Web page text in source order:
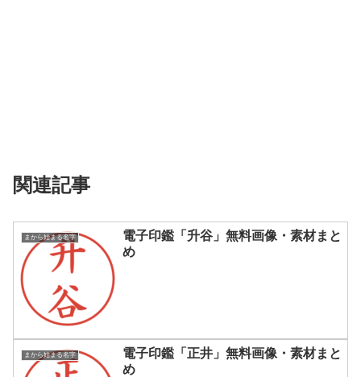
関連記事
まから始まる名字
電子印鑑「升谷」無料画像・素材まと
め
まから始まる名字
電子印鑑「正井」無料画像・素材まと
め